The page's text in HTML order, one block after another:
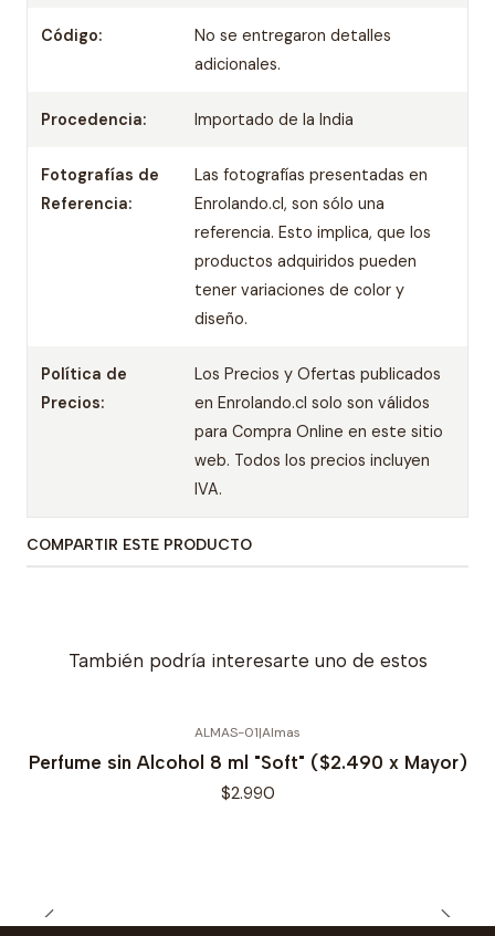
Código:
No se entregaron detalles
adicionales.
Procedencia: Importado de la India
Fotografías de
Referencia:
Las fotografías presentadas en
Enrolando.cl, son sólo una
referencia. Esto implica, que los
productos adquiridos pueden
tener variaciones de color y
diseño.
Política de
Precios:
Los Precios y Ofertas publicados
en Enrolando.cl solo son válidos
para Compra Online en este sitio
web. Todos los precios incluyen
IVA.
COMPARTIR ESTE PRODUCTO
También podría interesarte uno de estos
ALMAS-01|Almas
Perfume sin Alcohol 8 ml "Soft" ($2.490 x Mayor)
$2.990